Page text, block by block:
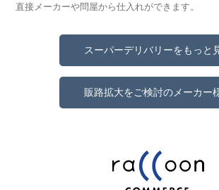
直接メーカーや問屋から仕入れができます。
スーパーデリバリーをもっと
販路拡大をご検討のメーカー